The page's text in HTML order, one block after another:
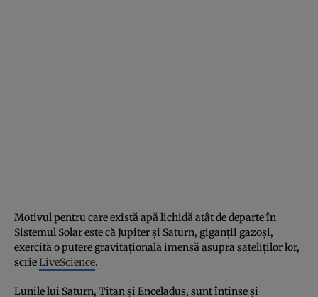
Motivul pentru care există apă lichidă atât de departe în
Sistemul Solar este că Jupiter și Saturn, giganții gazoși,
exercită o putere gravitațională imensă asupra sateliților lor,
scrieLiveScience.
Lunile lui Saturn, Titan și Enceladus, sunt întinse și